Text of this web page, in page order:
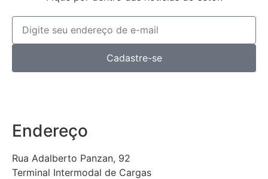
Cadastre-se
Endereço
Rua Adalberto Panzan, 92
Terminal Intermodal de Cargas